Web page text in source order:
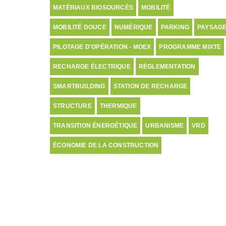
MATÉRIAUX BIOSOURCÉS MOBILITÉ
MOBILITÉ DOUCE NUMÉRIQUE PARKING
PILOTAGE D'OPÉRATION - MOEX PROGRAMME MIXTE
RECHARGE ÉLECTRIQUE RÉGLEMENTATION
SMARTBUILDING STATION DE RECHARGE
STRUCTURE THERMIQUE
TRANSITION ÉNERGÉTIQUE URBANISME VRD
ÉCONOMIE DE LA CONSTRUCTION